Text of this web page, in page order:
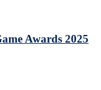
Awards 2025